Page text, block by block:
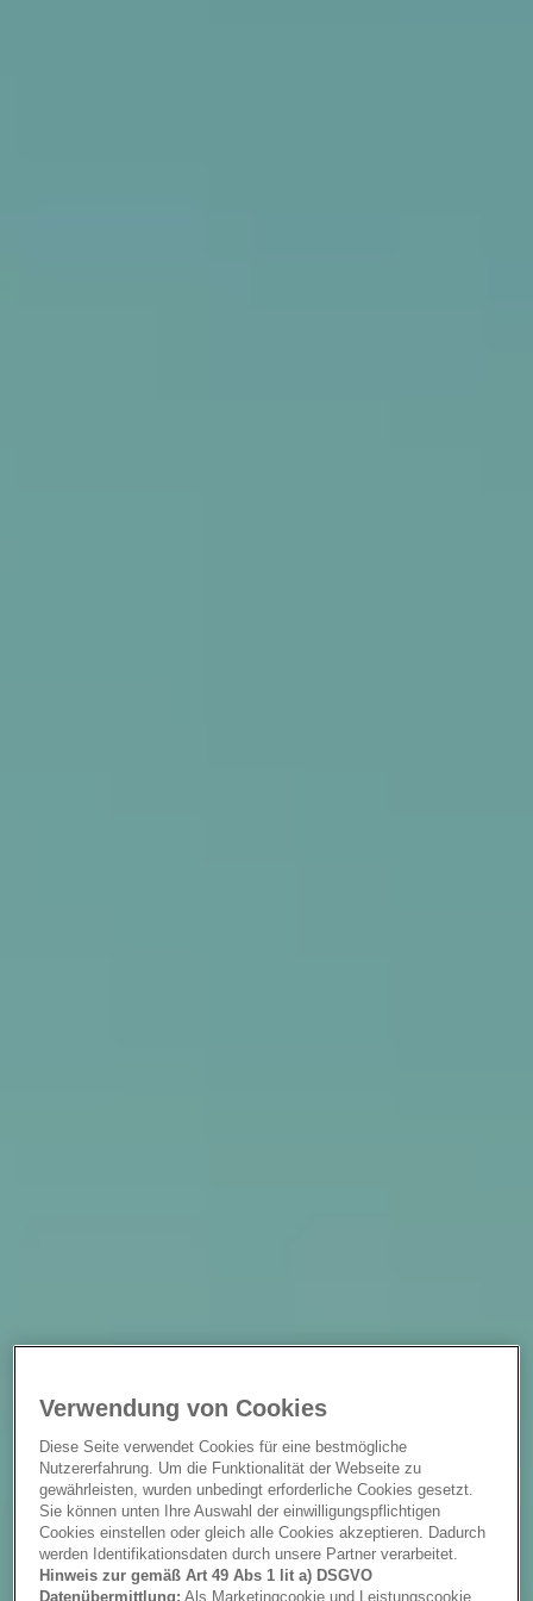
Verwendung von Cookies
Diese Seite verwendet Cookies für eine bestmögliche
Nutzererfahrung. Um die Funktionalität der Webseite zu
gewährleisten, wurden unbedingt erforderliche Cookies gesetzt.
Sie können unten Ihre Auswahl der einwilligungspflichtigen
Cookies einstellen oder gleich alle Cookies akzeptieren. Dadurch
werden Identifikationsdaten durch unsere Partner verarbeitet.
Hinweis zur gemäß Art 49 Abs 1 lit a) DSGVO